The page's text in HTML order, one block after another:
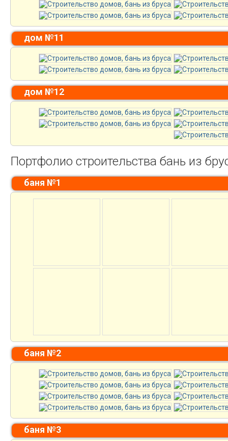
дом №11
дом №12
Портфолио строительства бань из
баня №1
баня №2
баня №3